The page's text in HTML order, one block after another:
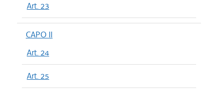
Art. 23
CAPO II
Art. 24
Art. 25